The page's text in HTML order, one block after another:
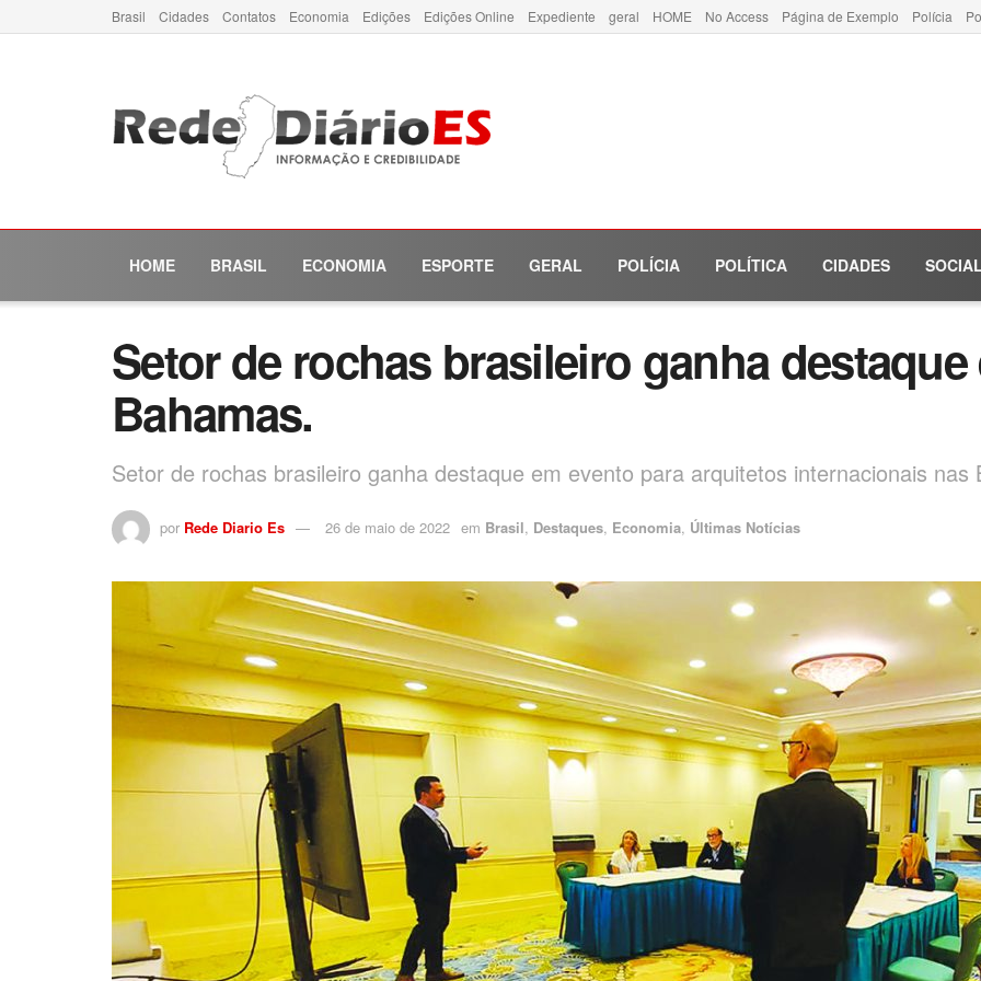
Brasil Cidades Contatos Economia Edições Edições Online Expediente geral HOME No Access Página de Exemplo Polícia
HOME BRASIL ECONOMIA ESPORTE GERAL POLÍCIA POLÍTICA CIDADES
Setor de rochas brasileiro ganha
Bahamas.
Setor de rochas brasileiro ganha destaque em evento para arquitetos internacionais nas
por Rede Diario Es 26 de maio de 2022 em Brasil, Destaques, Economia, Últimas Notícias